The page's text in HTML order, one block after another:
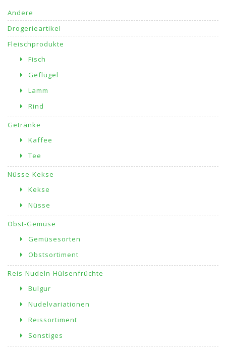
Andere
Drogerieartikel
Fleischprodukte
Fisch
Geflügel
Lamm
Rind
Getränke
Kaffee
Tee
Nüsse-Kekse
Kekse
Nüsse
Obst-Gemüse
Gemüsesorten
Obstsortiment
Reis-Nudeln-Hülsenfrüchte
Bulgur
Nudelvariationen
Reissortiment
Sonstiges